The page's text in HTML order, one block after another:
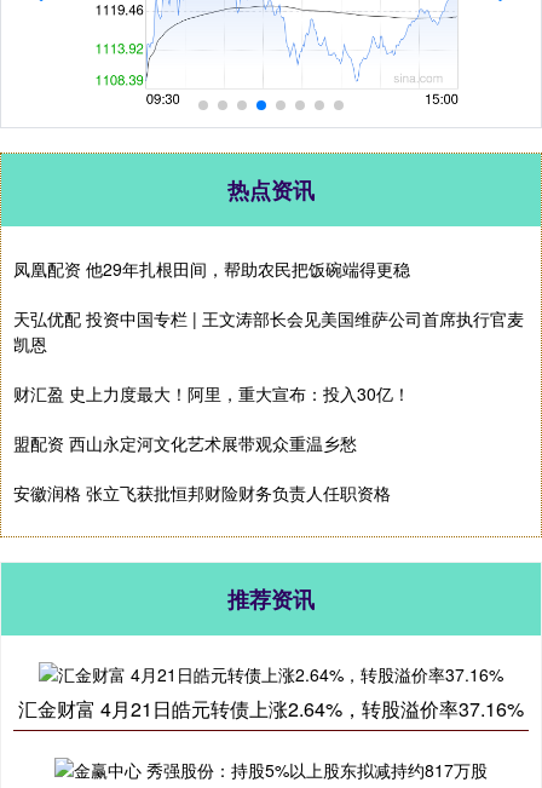
热点资讯
凤凰配资 他29年扎根田间，帮助农民把饭碗端得更稳
天弘优配 投资中国专栏 | 王文涛部长会见美国维萨公司首席执行官麦
凯恩
财汇盈 史上力度最大！阿里，重大宣布：投入30亿！
盟配资 西山永定河文化艺术展带观众重温乡愁
安徽润格 张立飞获批恒邦财险财务负责人任职资格
推荐资讯
汇金财富 4月21日皓元转债上涨2.64%，转股溢价率37.16%